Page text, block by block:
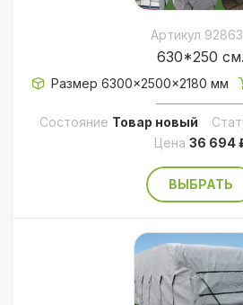
Артикул
630*250 см.
Размер 6300×2500×2180 мм
Состояние Товар новый
Цена 36 694
ВЫБРАТЬ